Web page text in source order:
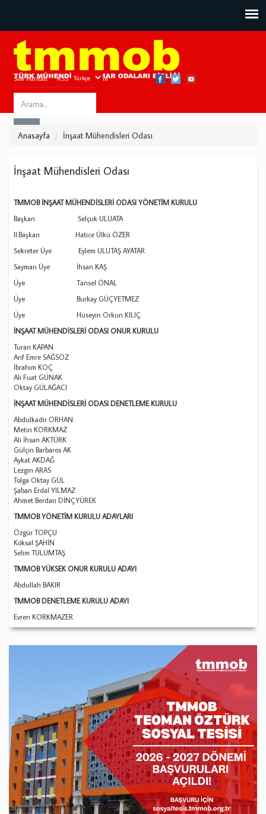
Site Haritası RSS Bize Ulaşın
Search
this
Anasayfa İnşaat Mühendisleri Odası
İnşaat Mühendisleri Odası
TMMOB İNŞAAT MÜHENDİSLERİ ODASI YÖNETİM KURULU
Başkan Selçuk ULUATA
II.Başkan Hatice Ülkü ÖZER
Sekreter Üye Eylem ULUTAŞ AYATAR
Sayman Üye İhsan KAŞ
Üye Tansel ÖNAL
Üye Burkay GÜÇYETMEZ
Üye Hüseyin Orkun KILIÇ
İNŞAAT MÜHENDİSLERİ ODASI ONUR KURULU
Turan KAPAN
Arif Emre SAĞSÖZ
İbrahim KOÇ
Ali Fuat GÜNAK
Oktay GÜLAĞACI
İNŞAAT MÜHENDİSLERİ ODASI DENETLEME KURULU
Abdulkadir ORHAN
Metin KORKMAZ
Ali İhsan AKTÜRK
Gülçin Barbaros AK
Aykat AKDAĞ
Lezgin ARAS
Tolga Oktay GÜL
Şaban Erdal YILMAZ
Ahmet Berdan DİNÇYÜREK
TMMOB YÖNETİM KURULU ADAYLARI
Özgür TOPÇU
Köksal ŞAHİN
Selim TULUMTAŞ
TMMOB YÜKSEK ONUR KURULU ADAYI
Abdullah BAKIR
TMMOB DENETLEME KURULU ADAYI
Evren KORKMAZER